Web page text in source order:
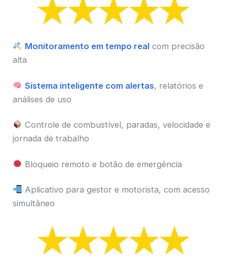
Monitoramento em tempo realcom precisão
alta
Sistema inteligente com alertas, relatórios e
análises de uso
Controle de combustível, paradas, velocidade e
jornada de trabalho
Bloqueio remoto e botão de emergência
Aplicativo para gestor e motorista, com acesso
simultâneo